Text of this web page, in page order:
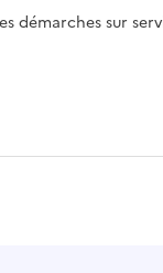
démarches sur